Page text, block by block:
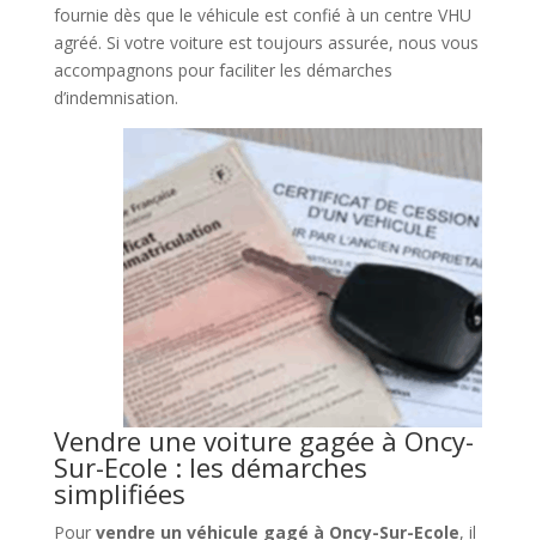
fournie dès que le véhicule est confié à un centre VHU
agréé. Si votre voiture est toujours assurée, nous vous
accompagnons pour faciliter les démarches
d’indemnisation.
Vendre une voiture gagée à Oncy-
Sur-Ecole : les démarches
simplifiées
Pour vendre un véhicule gagé à Oncy-Sur-Ecole, il